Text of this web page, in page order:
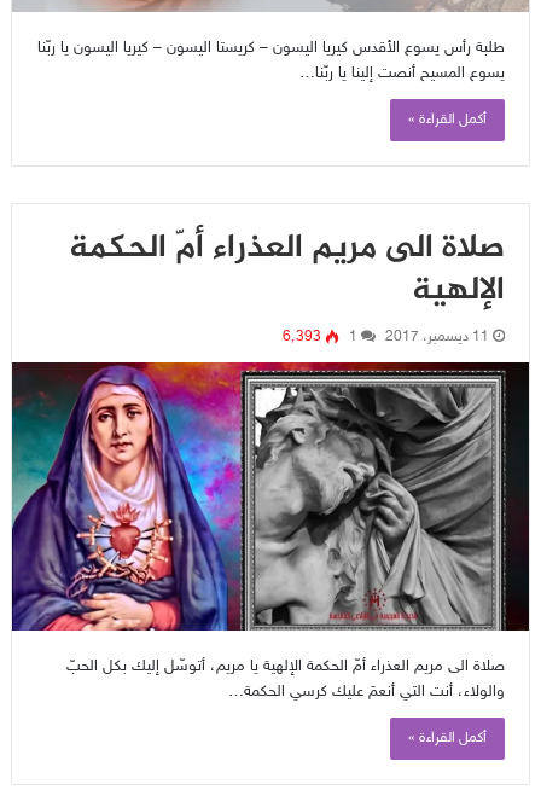
طلبة رأس يسوع الأقدس كيريا اليسون – كريستا اليسون – كيريا اليسون يا ربّنا
يسوع المسيح أنصت إلينا يا ربّنا…
أكمل القراءة »
صلاة الى مريم العذراء أمّ الحكمة
الإلهية
11 ديسمبر، 2017 1 6٬393
صلاة الى مريم العذراء أمّ الحكمة الإلهية يا مريم، أتوسّل إليك بكل الحبّ
والولاء، أنت التي أنعمَ عليك كرسي الحكمة…
أكمل القراءة »